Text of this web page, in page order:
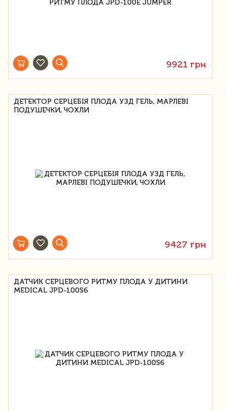
9921 грн
ДЕТЕКТОР СЕРЦЕБІЯ ПЛОДА УЗД ГЕЛЬ, МАРЛЕВІ
ПОДУШЕЧКИ, ЧОХЛИ
9427 грн
ДАТЧИК СЕРЦЕВОГО РИТМУ ПЛОДА У ДИТИНИ
MEDICAL JPD-100S6